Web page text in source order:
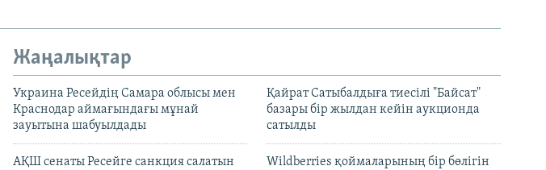
Жаңалықтар
Украина Ресейдің Самара облысы мен
Краснодар аймағындағы мұнай
зауытына шабуылдады
Қайрат Сатыбалдыға тиесілі "Байсат"
базары бір жылдан кейін аукционда
сатылды
АҚШ сенаты Ресейге санкция салатын
Wildberries қоймаларының бір бөлігін